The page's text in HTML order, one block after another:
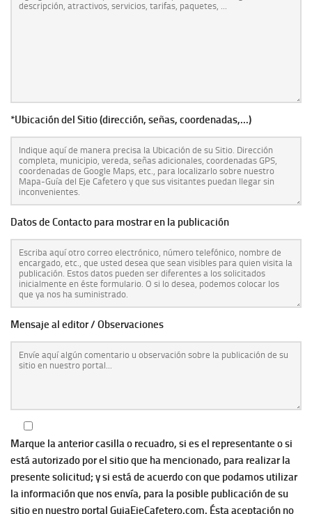
*Ubicación del Sitio (dirección, señas, coordenadas,...)
Datos de Contacto para mostrar en la publicación
Mensaje al editor / Observaciones
Marque la anterior casilla o recuadro, si es el representante o si
está autorizado por el sitio que ha mencionado, para realizar la
presente solicitud; y si está de acuerdo con que podamos utilizar
la información que nos envía, para la posible publicación de su
sitio en nuestro portal GuiaEjeCafetero.com. Ésta aceptación no